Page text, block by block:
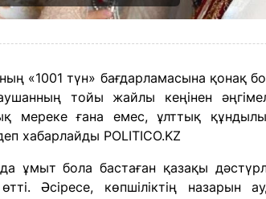
«1001 түн» бағдарламасына қонақ
тойы жайлы кеңінен
мереке ғана емес, ұлттық
хабарлайды POLITICO.KZ
ұмыт бола бастаған қазақы
Әсіресе, көпшіліктің назарын